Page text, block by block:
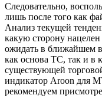
Следовательно,
лишь после того как
Анализ текущей
какую сторону
ожидать в ближайшем
как основа ТС, так и в
существующей
индикатор Aroon для
рекомендуем